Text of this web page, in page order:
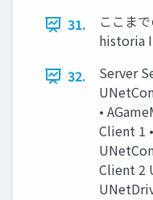
31.
ここま
historia
32.
Server
•
Client 1
Client 2